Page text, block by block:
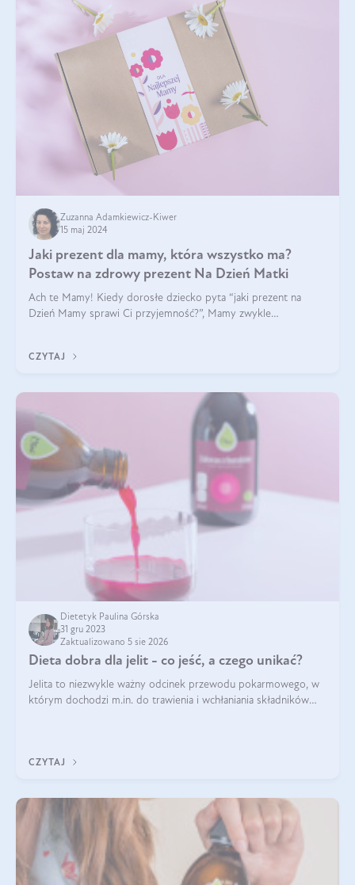
Zuzanna Adamkiewicz-Kiwer
15 maj 2024
Jaki prezent dla mamy, która wszystko ma?
Postaw na zdrowy prezent Na Dzień Matki
Ach te Mamy! Kiedy dorosłe dziecko pyta “jaki prezent na
Dzień Mamy sprawi Ci przyjemność?”, Mamy zwykle
CZYTAJ
Dietetyk Paulina Górska
31 gru 2023
Zaktualizowano 5 sie 2026
Dieta dobra dla jelit - co jeść, a czego unikać?
Jelita to niezwykle ważny odcinek przewodu pokarmowego, w
którym dochodzi m.in. do trawienia i wchłaniania składników
CZYTAJ